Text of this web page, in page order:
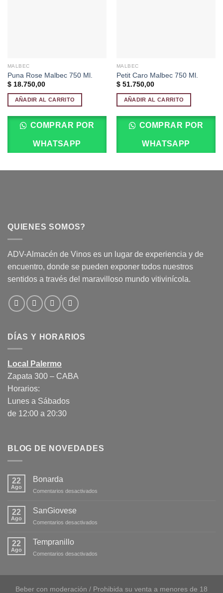
MALBEC
Puna Rose Malbec 750 Ml.
$18.750,00
AÑADIR AL CARRITO
COMPRAR POR
WHATSAPP
MALBEC
Petit Caro Malbec 750 Ml.
$51.750,00
AÑADIR AL CARRITO
COMPRAR POR
WHATSAPP
QUIENES SOMOS?
ADV-Almacén de Vinos es un lugar de experiencia y de
encuentro, donde se pueden exponer todos nuestros
sentidos a través del maravilloso mundo vitivinícola.
DÍAS Y HORARIOS
Local Palermo
Zapata 300 – CABA
Horarios:
Lunes a Sábados
de 12:00 a 20:30
BLOG DE NOVEDADES
22
Ago
Bonarda
Comentarios desactivados
22
Ago
SanGiovese
Comentarios desactivados
22
Ago
Tempranillo
Comentarios desactivados
Beber con moderación / Prohibida su venta a menores de 18